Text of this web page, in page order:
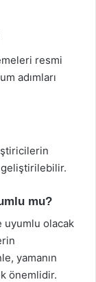
resmi
adımları
mu?
uyumlu olacak
yamanın
önemlidir.